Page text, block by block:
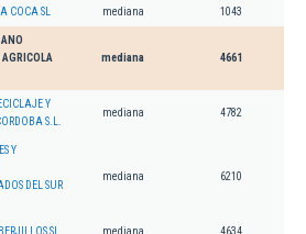
COCA SL mediana 1043
AGRICOLA
mediana 4661
Y
S.L.
mediana 4782
Y
DEL SUR
mediana 6210